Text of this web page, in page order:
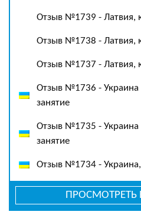
Отзыв №1739 - Латвия,
Отзыв №1738 - Латвия,
Отзыв №1737 - Латвия,
Отзыв №1736 - Украина
занятие
Отзыв №1735 - Украина
занятие
Отзыв №1734 - Украина,
ПРОСМОТРЕТЬ